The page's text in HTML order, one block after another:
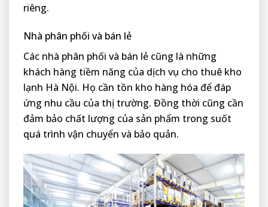
riêng.
Nhà phân phối và bán lẻ
Các nhà phân phối và bán lẻ cũng là những
khách hàng tiềm năng của dịch vụ cho thuê kho
lạnh Hà Nội. Họ cần tồn kho hàng hóa để đáp
ứng nhu cầu của thị trường. Đồng thời cũng cần
đảm bảo chất lượng của sản phẩm trong suốt
quá trình vận chuyển và bảo quản.